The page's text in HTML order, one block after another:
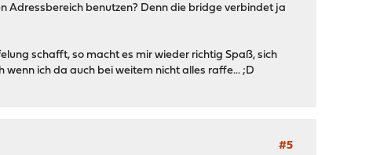
Adressbereich benutzen? Denn die bridge verbindet ja
schafft, so macht es mir wieder richtig Spaß, sich
ich da auch bei weitem nicht alles raffe... ;D
#5